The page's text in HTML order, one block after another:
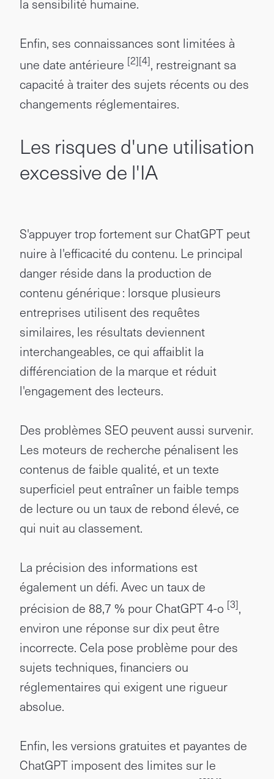
la sensibilité humaine.
Enfin, ses connaissances sont limitées à
une date antérieure [2][4], restreignant sa
capacité à traiter des sujets récents ou des
changements réglementaires.
Les risques d'une utilisation
excessive de l'IA
S'appuyer trop fortement sur ChatGPT peut
nuire à l'efficacité du contenu. Le principal
danger réside dans la production de
contenu générique : lorsque plusieurs
entreprises utilisent des requêtes
similaires, les résultats deviennent
interchangeables, ce qui affaiblit la
différenciation de la marque et réduit
l'engagement des lecteurs.
Des problèmes SEO peuvent aussi survenir.
Les moteurs de recherche pénalisent les
contenus de faible qualité, et un texte
superficiel peut entraîner un faible temps
de lecture ou un taux de rebond élevé, ce
qui nuit au classement.
La précision des informations est
également un défi. Avec un taux de
précision de 88,7 % pour ChatGPT 4-o [3],
environ une réponse sur dix peut être
incorrecte. Cela pose problème pour des
sujets techniques, financiers ou
réglementaires qui exigent une rigueur
absolue.
Enfin, les versions gratuites et payantes de
ChatGPT imposent des limites sur le